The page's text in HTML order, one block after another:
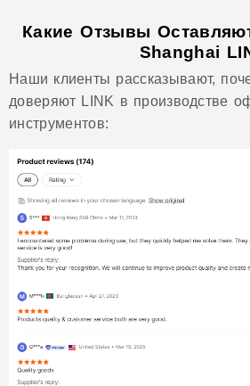
Какие Отзывы
Shanghai
Наши клиенты рассказывают,
доверяют LINK в производстве
инструментов: